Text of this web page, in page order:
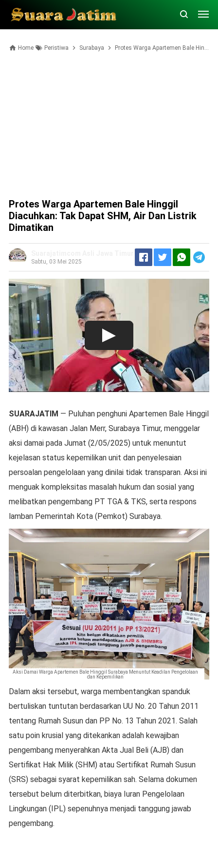
Home Peristiwa Surabaya Protes Warga Apartemen Bale Hinggil Diacuhkan: Tak Dapat SHM, Air dan Listrik Dimatikan
Protes Warga Apartemen Bale Hinggil
Diacuhkan: Tak Dapat SHM, Air Dan Listrik
Dimatikan
Sabtu, 03 Mei 2025
SUARAJATIM — Puluhan penghuni Apartemen Bale Hinggil
(ABH) di kawasan Jalan Merr, Surabaya Timur, menggelar
aksi damai pada Jumat (2/05/2025) untuk menuntut
kejelasan status kepemilikan unit dan penyelesaian
persoalan pengelolaan yang dinilai tidak transparan. Aksi ini
menguak kompleksitas masalah hukum dan sosial yang
melibatkan pengembang PT TGA & TKS, serta respons
lamban Pemerintah Kota (Pemkot) Surabaya.
Aksi Damai Warga Apartemen Bale Hinggil Surabaya Menuntut Keadilan Pengelolaan
dan Kepemilikan
Dalam aksi tersebut, warga membentangkan spanduk
bertuliskan tuntutan berdasarkan UU No. 20 Tahun 2011
tentang Rumah Susun dan PP No. 13 Tahun 2021. Salah
satu poin krusial yang ditekankan adalah kewajiban
pengembang menyerahkan Akta Jual Beli (AJB) dan
Sertifikat Hak Milik (SHM) atau Sertifikat Rumah Susun
(SRS) sebagai syarat kepemilikan sah. Selama dokumen
tersebut belum diterbitkan, biaya Iuran Pengelolaan
Lingkungan (IPL) sepenuhnya menjadi tanggung jawab
pengembang.